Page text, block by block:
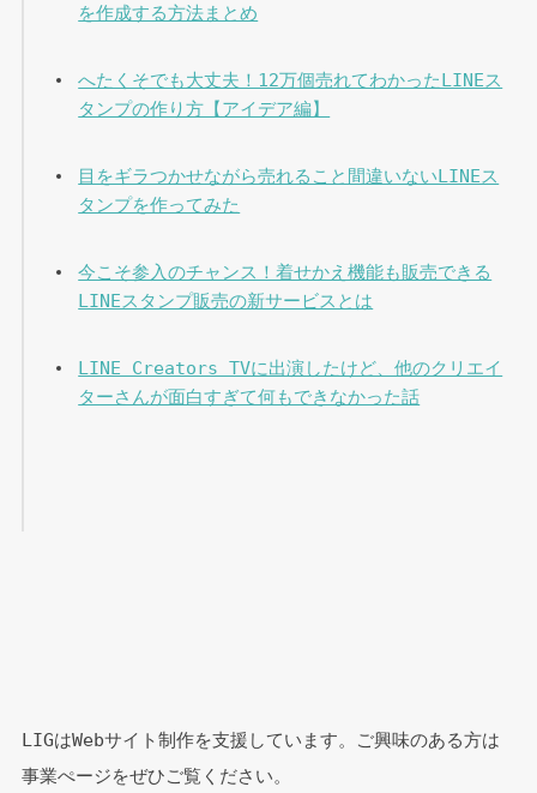
を作成する方法まとめ
へたくそでも大丈夫！12万個売れてわかったLINEス
タンプの作り方【アイデア編】
目をギラつかせながら売れること間違いないLINEス
タンプを作ってみた
今こそ参入のチャンス！着せかえ機能も販売できる
LINEスタンプ販売の新サービスとは
LINE Creators TVに出演したけど、他のクリエイ
ターさんが面白すぎて何もできなかった話
LIGはWebサイト制作を支援しています。ご興味のある方は
事業ぺージをぜひご覧ください。